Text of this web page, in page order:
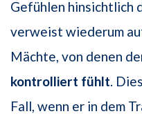
Gefühlen hinsichtlich
verweist wiederum
Mächte, von denen
kontrolliert fühlt.
Fall, wenn er in dem